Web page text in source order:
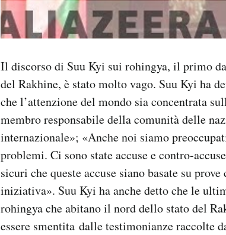
Il discorso di Suu Kyi sui rohingya, il primo
del Rakhine, è stato molto vago. Suu Kyi ha
che l’attenzione del mondo sia concentrata
membro responsabile della comunità delle
internazionale»; «Anche noi siamo
problemi. Ci sono state accuse e contro-
sicuri che queste accuse siano basate su
iniziativa». Suu Kyi ha anche detto che le
rohingya che abitano il nord dello stato del
essere smentita dalle testimonianze raccolte